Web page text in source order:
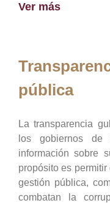
Ver más
pública
La transparencia
los gobiernos
información sobre
propósito es
gestión pública,
combatan la